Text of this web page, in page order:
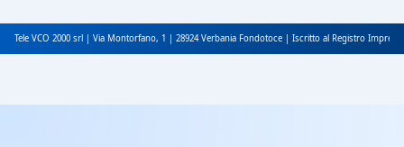
Tele VCO 2000 srl | Via Montorfano, 1 | 28924 Verbania Fondotoce | Iscritto al Registro Imprese